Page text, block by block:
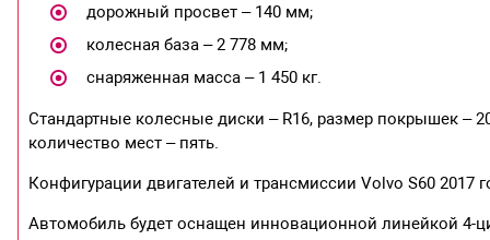
дорожный просвет – 140 мм;
колесная база – 2 778 мм;
снаряженная масса – 1 450 кг.
Стандартные колесные диски – R16, размер покрышек –
количество мест – пять.
Конфигурации двигателей и трансмиссии Volvo S60 2017
Автомобиль будет оснащен инновационной линейкой 4-